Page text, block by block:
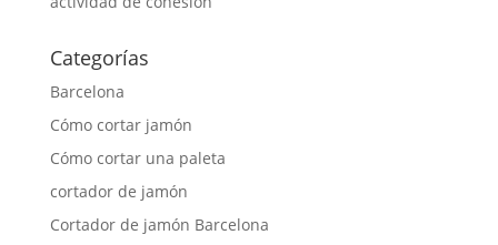
Categorías
Barcelona
Cómo cortar jamón
Cómo cortar una paleta
cortador de jamón
Cortador de jamón Barcelona